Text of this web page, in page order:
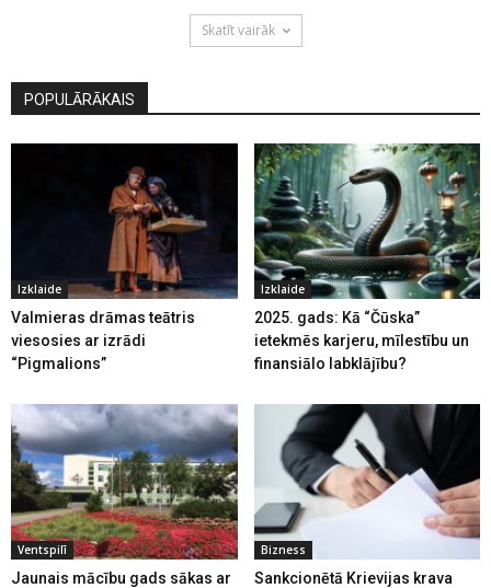
Skatīt vairāk
POPULĀRĀKAIS
Izklaide
Valmieras drāmas teātris
viesosies ar izrādi
“Pigmalions”
Izklaide
2025. gads: Kā “Čūska”
ietekmēs karjeru, mīlestību un
finansiālo labklājību?
Ventspilī
Jaunais mācību gads sākas ar
Bizness
Sankcionētā Krievijas krava